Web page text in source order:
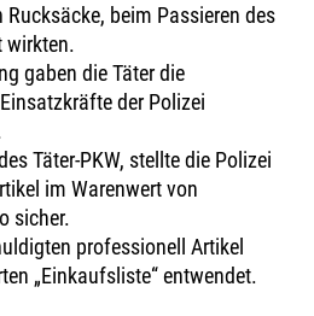
beim Passieren des
wirkten.
gaben die Täter die
der Polizei
Täter-PKW, stellte die Polizei
im Warenwert von
sicher.
professionell Artikel
„Einkaufsliste“ entwendet.